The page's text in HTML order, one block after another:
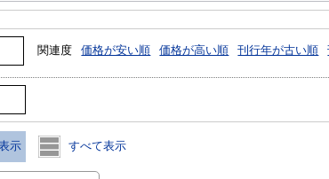
関連度 価格が安い順 価格が高い順 刊行年が古い順
示 すべて表示